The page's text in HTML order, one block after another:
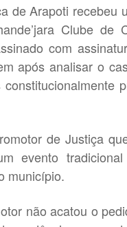
de Arapoti recebeu
Clube
com
após analisar o
de Justiça
evento
município.
não acatou o